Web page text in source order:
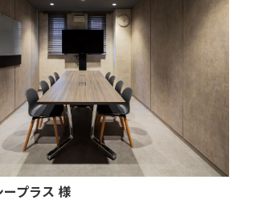
プラス 様